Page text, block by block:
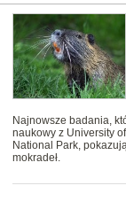
Najnowsze badania,
naukowy z University
National Park,
mokradeł.